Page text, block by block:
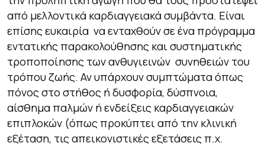
από μελλοντικά καρδιαγγειακά συμβάντα. Είναι
επίσης ευκαιρία να ενταχθούν σε ένα πρόγραμμα
εντατικής παρακολούθησης και συστηματικής
τροποποίησης των ανθυγιεινών συνηθειών του
τρόπου ζωής. Αν υπάρχουν συμπτώματα όπως
πόνος στο στήθος ή δυσφορία, δύσπνοια,
αίσθημα παλμών ή ενδείξεις καρδιαγγειακών
επιπλοκών (όπως προκύπτει από την κλινική
εξέταση, τις απεικονιστικές εξετάσεις π.χ.